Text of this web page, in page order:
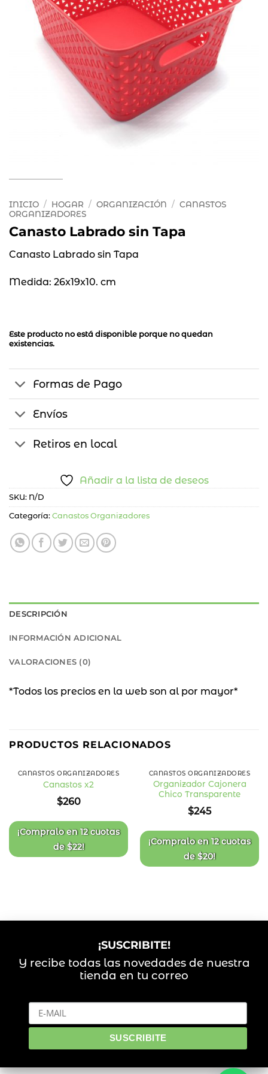
INICIO / HOGAR / ORGANIZACIÓN / CANASTOS
ORGANIZADORES
Canasto Labrado sin Tapa
Canasto Labrado sin Tapa
Medida: 26x19x10. cm
Este producto no está disponible porque no quedan
existencias.
Formas de Pago
Envíos
Retiros en local
Añadir a la lista de deseos
SKU: N/D
Categoría: Canastos Organizadores
DESCRIPCIÓN
INFORMACIÓN ADICIONAL
VALORACIONES (0)
*Todos los precios en la web son al por mayor*
PRODUCTOS RELACIONADOS
de
deseos
CANASTOS ORGANIZADORES
Canastos x2
$260
¡Compralo en12 cuotas
de$22!
Añadir
CANASTOS ORGANIZADORES
Organizador Cajonera
Chico Transparente
$245
¡Compralo en12 cuotas
de$20!
¡SUSCRIBITE!
Y recibe todas las novedades de nuestra
tienda en tu correo